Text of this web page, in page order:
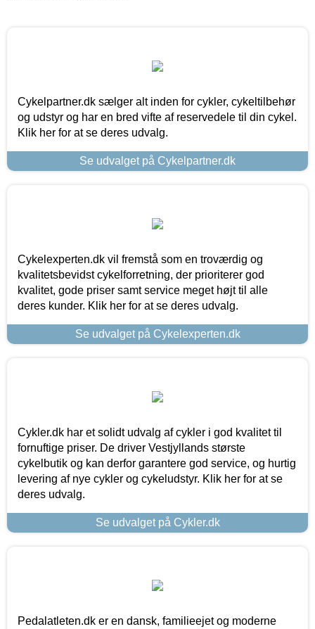
Cykelpartner.dk sælger alt inden for cykler, cykeltilbehør
og udstyr og har en bred vifte af reservedele til din cykel.
Klik her for at se deres udvalg.
Se udvalget på Cykelpartner.dk
Cykelexperten.dk vil fremstå som en troværdig og
kvalitetsbevidst cykelforretning, der prioriterer god
kvalitet, gode priser samt service meget højt til alle
deres kunder. Klik her for at se deres udvalg.
Se udvalget på Cykelexperten.dk
Cykler.dk har et solidt udvalg af cykler i god kvalitet til
fornuftige priser. De driver Vestjyllands største
cykelbutik og kan derfor garantere god service, og hurtig
levering af nye cykler og cykeludstyr. Klik her for at se
deres udvalg.
Se udvalget på Cykler.dk
Pedalatleten.dk er en dansk, familieejet og moderne